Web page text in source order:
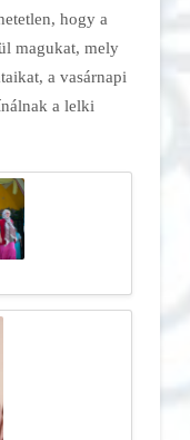
hogy a
magukat, mely
a vasárnapi
a lelki